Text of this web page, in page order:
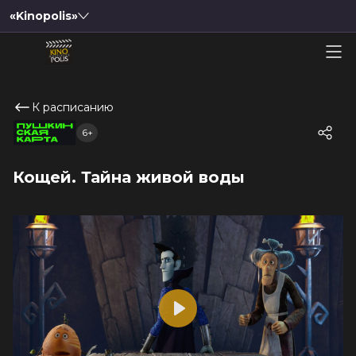
«Kinopolis»
К расписанию
Кощей. Тайна живой воды
6+
Play